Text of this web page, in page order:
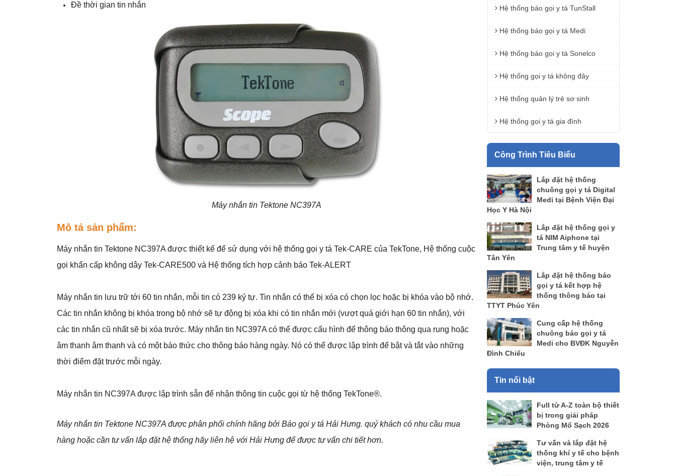
Đề thời gian tin nhắn
Máy nhắn tin Tektone NC397A
Mô tả sản phẩm:
Máy nhắn tin Tektone NC397A được thiết kế để sử dụng với hệ thống gọi y tá Tek-CARE của TekTone, Hệ thống cuộc
gọi khẩn cấp không dây Tek-CARE500 và Hệ thống tích hợp cảnh báo Tek-ALERT
Máy nhắn tin lưu trữ tới 60 tin nhắn, mỗi tin có 239 ký tự. Tin nhắn có thể bị xóa có chọn lọc hoặc bị khóa vào bộ nhớ.
Các tin nhắn không bị khóa trong bộ nhớ sẽ tự động bị xóa khi có tin nhắn mới (vượt quá giới hạn 60 tin nhắn), với
các tin nhắn cũ nhất sẽ bị xóa trước. Máy nhắn tin NC397A có thể được cấu hình để thông báo thông qua rung hoặc
âm thanh âm thanh và có một báo thức cho thông báo hàng ngày. Nó có thể được lập trình để bật và tắt vào những
thời điểm đặt trước mỗi ngày.
Máy nhắn tin NC397A được lập trình sẵn để nhận thông tin cuộc gọi từ hệ thống TekTone®.
Máy nhắn tin Tektone NC397A được phân phối chính hãng bởi Báo gọi y tá Hải Hưng. quý khách có nhu cầu mua
hàng hoặc cần tư vấn lắp đặt hệ thống hãy liên hệ với Hải Hưng để được tư vấn chi tiết hơn.
Hệ thống báo gọi y tá TunStall
Hệ thống báo gọi y tá Medi
Hệ thống báo gọi y tá Sonelco
Hệ thống gọi y tá không đây
Hệ thống quản lý trẻ sơ sinh
Hệ thống gọi y tá gia đình
Công Trình Tiêu Biểu
Lắp đặt hệ thống
chuông gọi y tá Digital
Medi tại Bệnh Viện Đại
Học Y Hà Nội
Lắp đặt hệ thống gọi y
tá NIM Aiphone tại
Trung tâm y tế huyện
Tân Yên
Lắp đặt hệ thống báo
gọi y tá kết hợp hệ
thống thông báo tại
TTYT Phúc Yên
Cung cấp hệ thống
chuông báo gọi y tá
Medi cho BVĐK Nguyễn
Đình Chiểu
Tin nổi bật
Full từ A-Z toàn bộ thiết
bị trong giải pháp
Phòng Mổ Sạch 2026
Tư vấn và lắp đặt hệ
thống khí y tế cho bệnh
viện, trung tâm y tế